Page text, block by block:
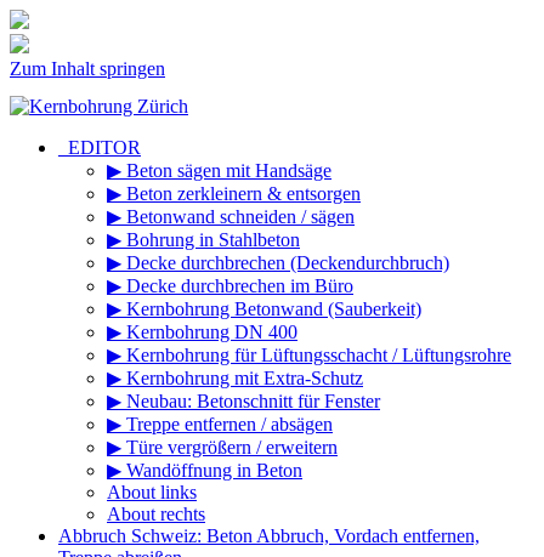
Zum Inhalt springen
_EDITOR
▶ Beton sägen mit Handsäge
▶ Beton zerkleinern & entsorgen
▶ Betonwand schneiden / sägen
▶ Bohrung in Stahlbeton
▶ Decke durchbrechen (Deckendurchbruch)
▶ Decke durchbrechen im Büro
▶ Kernbohrung Betonwand (Sauberkeit)
▶ Kernbohrung DN 400
▶ Kernbohrung für Lüftungsschacht / Lüftungsrohre
▶ Kernbohrung mit Extra-Schutz
▶ Neubau: Betonschnitt für Fenster
▶ Treppe entfernen / absägen
▶ Türe vergrößern / erweitern
▶ Wandöffnung in Beton
About links
About rechts
Abbruch Schweiz: Beton Abbruch, Vordach entfernen,